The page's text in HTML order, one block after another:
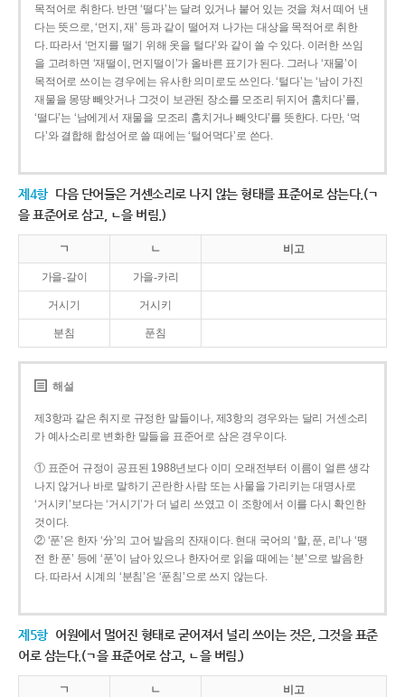
목적어로 취한다. 반면 ‘떨다’는 달려 있거나 붙어 있는 것을 쳐서 떼어 낸
다는 뜻으로, ‘먼지, 재’ 등과 같이 떨어져 나가는 대상을 목적어로 취한
다. 따라서 ‘먼지를 떨기 위해 옷을 털다’와 같이 쓸 수 있다. 이러한 쓰임
을 고려하면 ‘재떨이, 먼지떨이’가 올바른 표기가 된다. 그러나 ‘재물’이
목적어로 쓰이는 경우에는 유사한 의미로도 쓰인다. ‘털다’는 ‘남이 가진
재물을 몽땅 빼앗거나 그것이 보관된 장소를 모조리 뒤지어 훔치다’를,
‘떨다’는 ‘남에게서 재물을 모조리 훔치거나 빼앗다’를 뜻한다. 다만, ‘먹
다’와 결합해 합성어로 쓸 때에는 ‘털어먹다’로 쓴다.
제4항 다음 단어들은 거센소리로 나지 않는 형태를 표준어로 삼는다.(ㄱ
을 표준어로 삼고, ㄴ을 버림.)
ㄱ ㄴ 비고
가을-갈이 가을-카리
거시기 거시키
분침 푼침
해설
제3항과 같은 취지로 규정한 말들이나, 제3항의 경우와는 달리 거센소리
가 예사소리로 변화한 말들을 표준어로 삼은 경우이다.
① 표준어 규정이 공표된 1988년보다 이미 오래전부터 이름이 얼른 생각
나지 않거나 바로 말하기 곤란한 사람 또는 사물을 가리키는 대명사로
‘거시키’보다는 ‘거시기’가 더 널리 쓰였고 이 조항에서 이를 다시 확인한
것이다.
② ‘푼’은 한자 ‘分’의 고어 발음의 잔재이다. 현대 국어의 ‘할, 푼, 리’나 ‘땡
전 한 푼’ 등에 ‘푼’이 남아 있으나 한자어로 읽을 때에는 ‘분’으로 발음한
다. 따라서 시계의 ‘분침’은 ‘푼침’으로 쓰지 않는다.
제5항 어원에서 멀어진 형태로 굳어져서 널리 쓰이는 것은, 그것을 표준
어로 삼는다.(ㄱ을 표준어로 삼고, ㄴ을 버림.)
ㄱ ㄴ 비고